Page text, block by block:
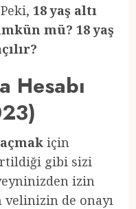
18 yaş altı
mü? 18 yaş
Hesabı
için
gibi sizi
izin
velinizin de onayı